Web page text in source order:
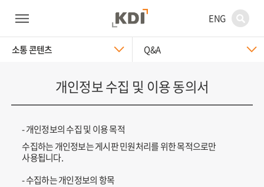
ENG
소통 콘텐츠 Q&A
개인정보 수집 및 이용 동의서
- 개인정보의 수집 및 이용 목적
수집하는 개인정보는 게시판 민원처리를 위한 목적으로만
사용됩니다.
- 수집하는 개인정보의 항목